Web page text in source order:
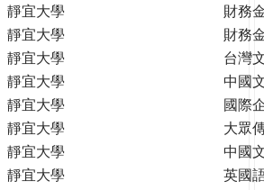
靜宜大學
財務
靜宜大學
財務
靜宜大學
台灣
靜宜大學
中國
靜宜大學
國際
靜宜大學
大眾
靜宜大學
中國
靜宜大學 英國